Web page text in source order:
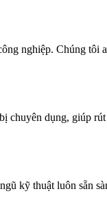
nghiệp. Chúng tôi
chuyên dụng, giúp
kỹ thuật luôn sẵn